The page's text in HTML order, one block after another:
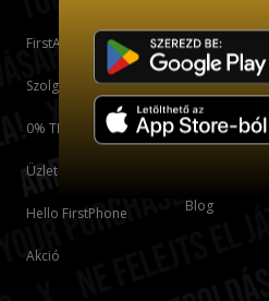
FirstApp
Szolgáltatások
0% THM
Üzleteink
Hello FirstPhone
Akció
Fiók
Kosár
Firstkártya
felhasználási
Blog